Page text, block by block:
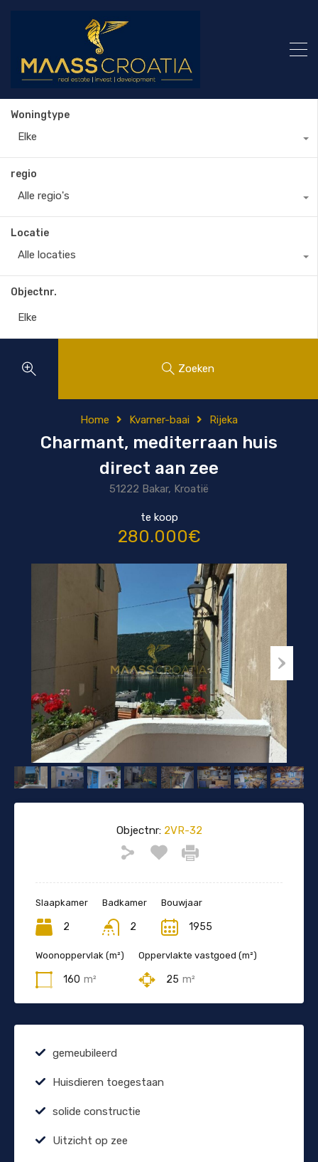
Woningtype
Elke
regio
Alle regio's
Locatie
Alle locaties
Objectnr.
Zoeken
Home Kvarner-baai Rijeka
Charmant, mediterraan huis
direct aan zee
51222 Bakar, Kroatië
te koop
280.000€
Objectnr:2VR-32
Slaapkamer
2
Badkamer
2
Bouwjaar
1955
Woonoppervlak (m²)
160 m²
Oppervlakte vastgoed (m²)
25 m²
gemeubileerd
Huisdieren toegestaan
solide constructie
Uitzicht op zee